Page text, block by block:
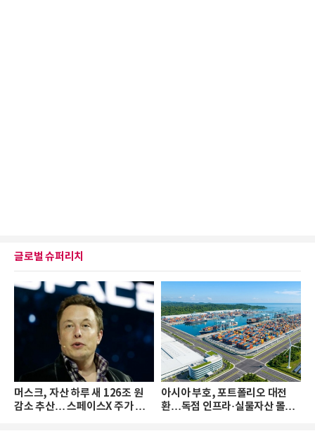
글로벌 슈퍼리치
머스크, 자산 하루 새 126조 원
감소 추산… 스페이스X 주가 하
아시아 부호, 포트폴리오 대전
환…독점 인프라·실물자산 몰린